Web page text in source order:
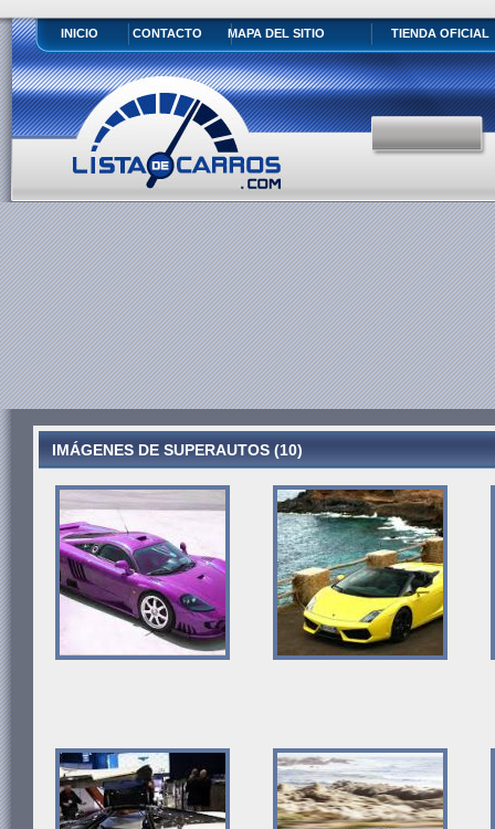
INICIO CONTACTO MAPA DEL SITIO TIENDA OFICIAL
IMÁGENES DE SUPERAUTOS (10)